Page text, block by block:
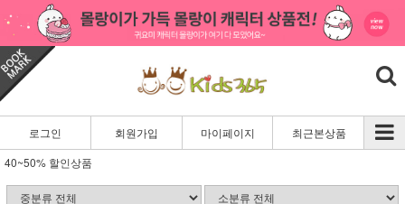
로그인 회원가입 마이페이지
최근본상품
40~50% 할인상품